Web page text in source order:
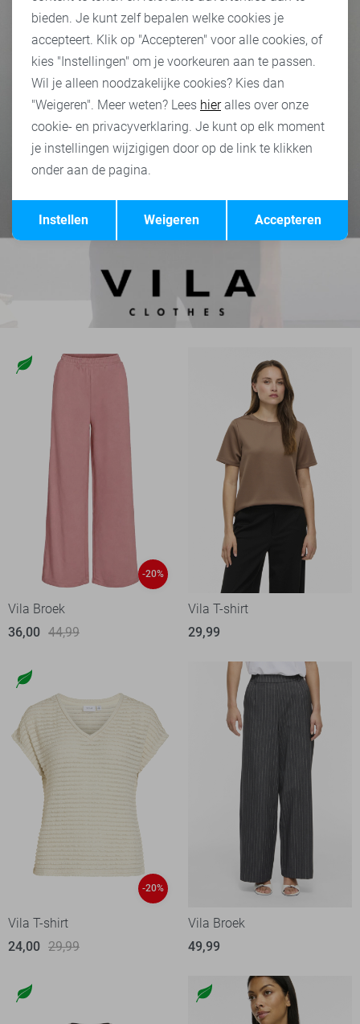
-20%
Vila Broek
36,00 44,99
Vila T-shirt
29,99
-20%
Vila T-shirt
24,00 29,99
Vila Broek
49,99
Terug Opslaan
bieden. Je kunt zelf bepalen welke cookies je
accepteert. Klik op "Accepteren" voor alle cookies, of
kies "Instellingen" om je voorkeuren aan te passen.
Wil je alleen noodzakelijke cookies? Kies dan
"Weigeren". Meer weten? Lees hieralles over onze
cookie- en privacyverklaring. Je kunt op elk moment
je instellingen wijzigigen door op de link te klikken
onder aan de pagina.
Accepteren
Weigeren
Instellen